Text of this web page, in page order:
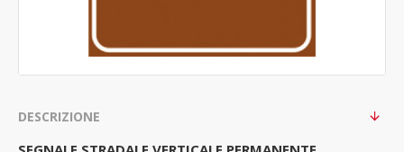
DESCRIZIONE